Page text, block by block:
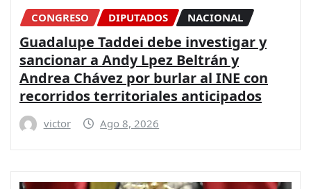
CONGRESO DIPUTADOS NACIONAL
Guadalupe Taddei debe investigar y
sancionar a Andy Lpez Beltrán y
Andrea Chávez por burlar al INE con
recorridos territoriales anticipados
victor Ago 8, 2026